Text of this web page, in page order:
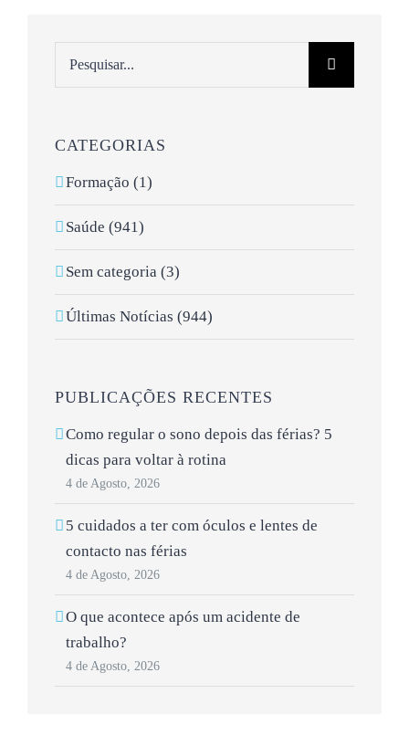
CATEGORIAS
Formação (1)
Saúde (941)
Sem categoria (3)
Últimas Notícias (944)
PUBLICAÇÕES RECENTES
Como regular o sono depois das férias? 5
dicas para voltar à rotina
4 de Agosto, 2026
5 cuidados a ter com óculos e lentes de
contacto nas férias
4 de Agosto, 2026
O que acontece após um acidente de
trabalho?
4 de Agosto, 2026